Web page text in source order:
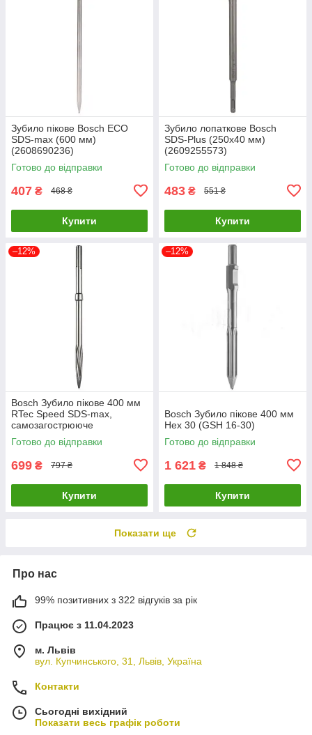
Зубило пікове Bosch ECO
SDS-max (600 мм)
(2608690236)
Готово до відправки
407 ₴ 468 ₴
Купити
Зубило лопаткове Bosch
SDS-Plus (250х40 мм)
(2609255573)
Готово до відправки
483 ₴ 551 ₴
Купити
–12%
Bosch Зубило пікове 400 мм
RTec Speed SDS-max,
самозагострююче
Готово до відправки
699 ₴ 797 ₴
Купити
–12%
Bosch Зубило пікове 400 мм
Hex 30 (GSH 16-30)
Готово до відправки
1 621 ₴ 1 848 ₴
Купити
Показати ще
Про нас
99% позитивних з 322 відгуків за рік
Працює з 11.04.2023
м. Львів
вул. Купчинського, 31, Львів, Україна
Контакти
Сьогодні вихідний
Показати весь графік роботи